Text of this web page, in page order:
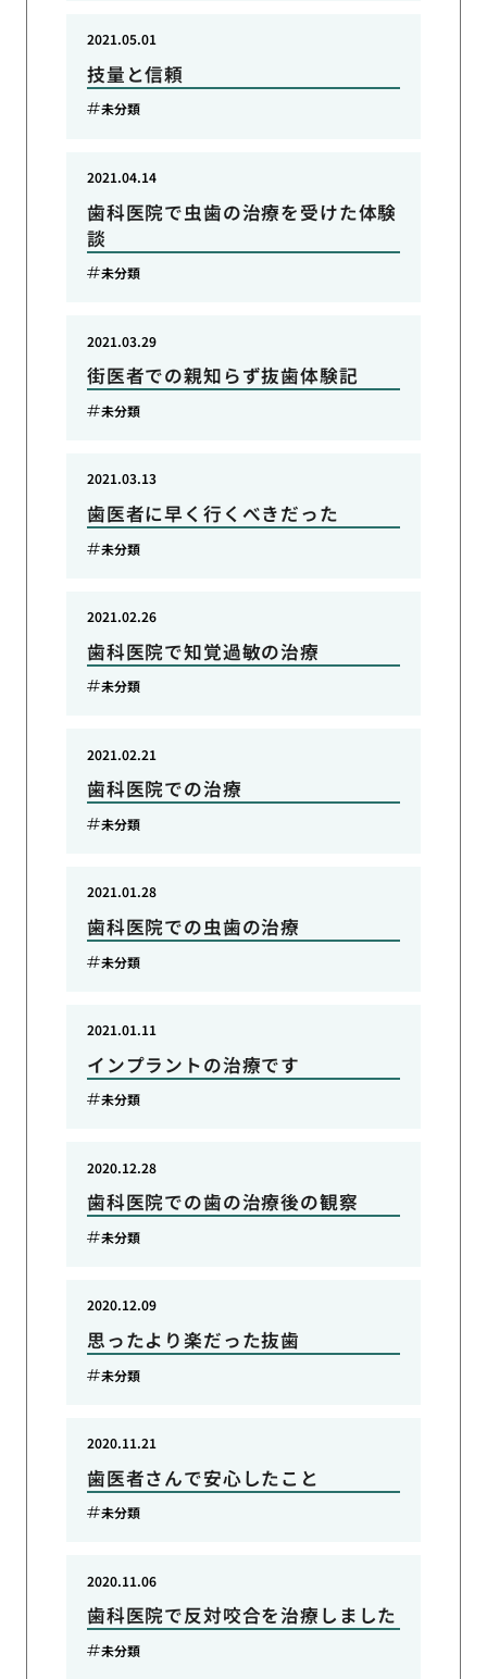
技量と信頼
2021.05.01
未分類
歯科医院で虫歯の治療を受けた体験
談
2021.04.14
未分類
街医者での親知らず抜歯体験記
2021.03.29
未分類
歯医者に早く行くべきだった
2021.03.13
未分類
歯科医院で知覚過敏の治療
2021.02.26
未分類
歯科医院での治療
2021.02.21
未分類
歯科医院での虫歯の治療
2021.01.28
未分類
インプラントの治療です
2021.01.11
未分類
歯科医院での歯の治療後の観察
2020.12.28
未分類
思ったより楽だった抜歯
2020.12.09
未分類
歯医者さんで安心したこと
2020.11.21
未分類
歯科医院で反対咬合を治療しました
2020.11.06
未分類